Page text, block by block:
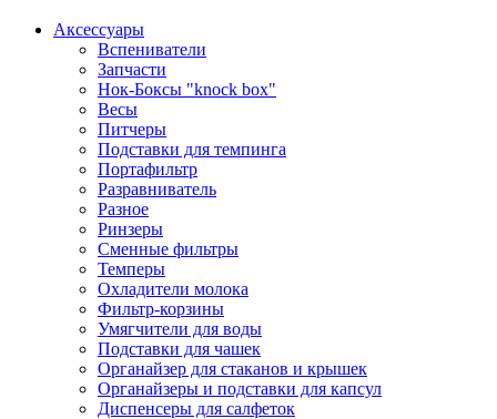
Аксессуары
Вспениватели
Запчасти
Нок-Боксы "knock box"
Весы
Питчеры
Подставки для темпинга
Портафильтр
Разравниватель
Разное
Ринзеры
Сменные фильтры
Темперы
Охладители молока
Фильтр-корзины
Умягчители для воды
Подставки для чашек
Органайзер для стаканов и крышек
Органайзеры и подставки для капсул
Диспенсеры для салфеток